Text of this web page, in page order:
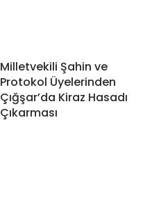
Milletvekili Şahin ve
Protokol Üyelerinden
Çığşar’da Kiraz Hasadı
Çıkarması